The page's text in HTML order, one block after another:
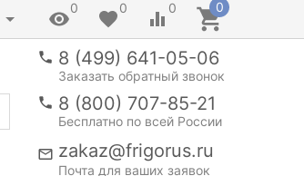
0 0 0 0
8 (499) 641-05-06
Заказать обратный звонок
8 (800) 707-85-21
Бесплатно по всей России
zakaz@frigorus.ru
Почта для ваших заявок